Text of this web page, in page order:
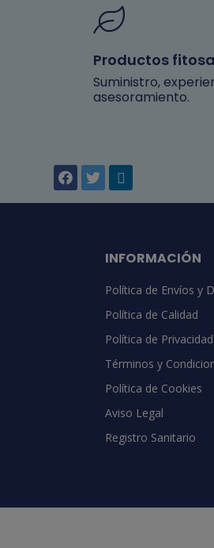
Productos
Suministro,
asesoramiento.
INFORMACIÓN
Política de Envíos y
Política de Calidad
Política de Privacidad
Términos y
Política de Cookies
Aviso Legal
Registro Sanitario